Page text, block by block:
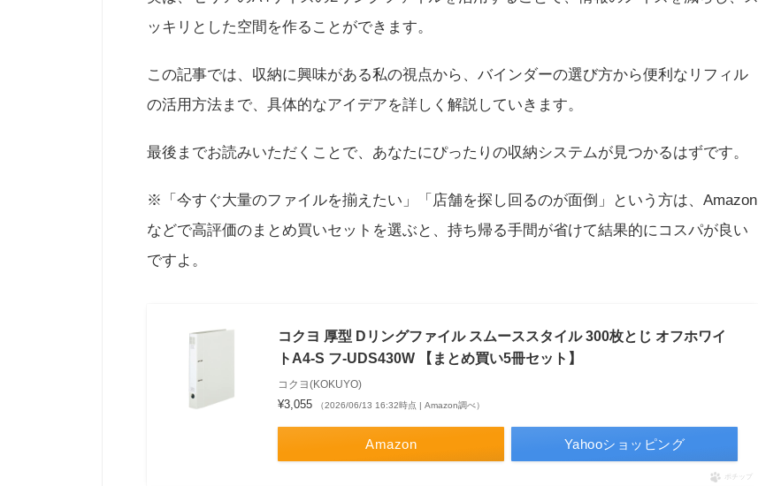
ッキリとした空間を作ることができます。
この記事では、収納に興味がある私の視点から、バインダーの選び方から便利なリフィル
の活用方法まで、具体的なアイデアを詳しく解説していきます。
最後までお読みいただくことで、あなたにぴったりの収納システムが見つかるはずです。
※「今すぐ大量のファイルを揃えたい」「店舗を探し回るのが面倒」という方は、Amazon
などで高評価のまとめ買いセットを選ぶと、持ち帰る手間が省けて結果的にコスパが良い
ですよ。
コクヨ 厚型 Dリングファイル スムーススタイル 300枚とじ オフホワイ
トA4-S フ-UDS430W 【まとめ買い5冊セット】
コクヨ(KOKUYO)
¥3,055 （2026/06/13 16:32時点 | Amazon調べ）
Amazon Yahooショッピング
ポチップ